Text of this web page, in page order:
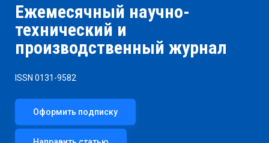
Ежемесячный научно-
технический и
производственный журнал
ISSN 0131-9582
Оформить подписку